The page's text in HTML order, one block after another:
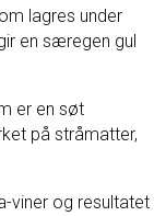
lagres under
en særegen gul
er en søt
på stråmatter,
viner og resultatet